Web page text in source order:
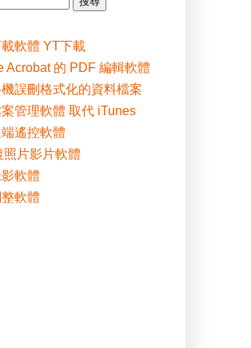
軟體 YT下載
Acrobat 的 PDF 編輯軟體
誤刪格式化的資料檔案
管理軟體 取代 iTunes
遙控軟體
照片影片軟體
軟體
軟體